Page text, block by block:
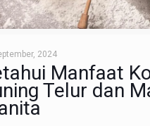
2024
Manfaat
Telur dan